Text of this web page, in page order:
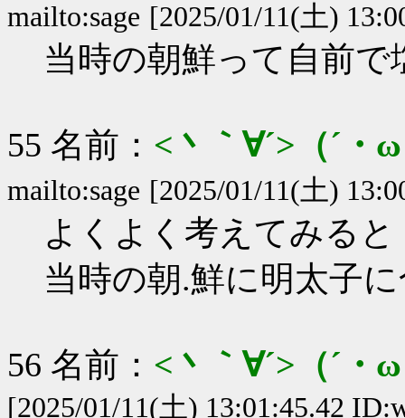
mailto:sage [2025/01/11(土)
当時の朝鮮って自前
55 名前： <丶｀∀´>（´
mailto:sage [2025/01/11(土)
よくよく考えてみると
当時の朝.鮮に明太子
56 名前： <丶｀∀´>（´
[2025/01/11(土) 13:01:45.42